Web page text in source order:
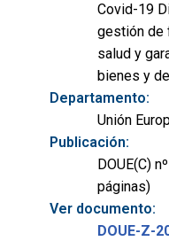
Covid-19
gestión de
salud y
bienes y
Departamento:
Unión
Publicación:
DOUE(C)
páginas)
Ver documento:
DOUE-Z-